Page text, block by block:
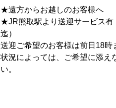
★遠方からお越しのお客様へ
★JR熊取駅より送迎サービス有
迄）
送迎ご希望のお客様は前日18時
状況によっては、ご希望に添え
い。